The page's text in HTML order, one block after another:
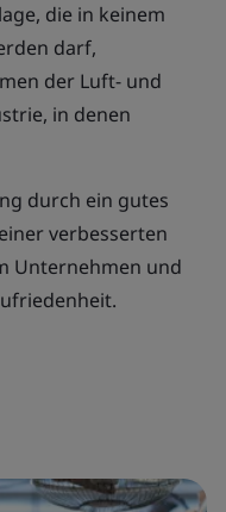
die in keinem
darf,
der Luft- und
in denen
durch ein gutes
verbesserten
Unternehmen und